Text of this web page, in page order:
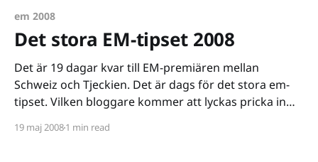
em 2008
Det stora EM-tipset 2008
Det är 19 dagar kvar till EM-premiären mellan
Schweiz och Tjeckien. Det är dags för det stora em-
tipset. Vilken bloggare kommer att lyckas pricka in
Schweiz 0-2 Tjeckien Portugal 1-1 Turkiet Österrike 0-
19 maj 20081 min read